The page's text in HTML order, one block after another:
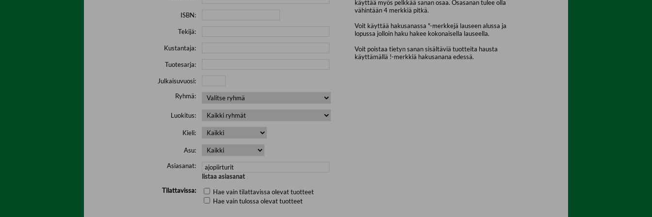
ISBN:
Tekijä:
Kustantaja:
Tuotesarja:
Julkaisuvuosi:
Ryhmä:
Luokitus:
Kieli:
Asu:
Asiasanat:
listaa asiasanat
Tilattavissa:
Hae vain tilattavissa olevat tuotteet
Hae vain tulossa olevat tuotteet
käyttää myös pelkkää sanan osaa. Osasanan tulee olla
vähintään 4 merkkiä pitkä.
Voit käyttää hakusanassa "-merkkejä lauseen alussa ja
lopussa jolloin haku hakee kokonaisella lauseella.
Voit poistaa tietyn sanan sisältäviä tuotteita hausta
käyttämällä !-merkkiä hakusanana edessä.